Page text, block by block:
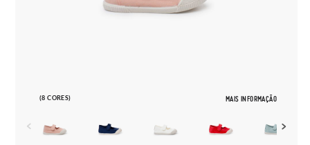
(8 CORES) MAIS INFORMAÇÃO